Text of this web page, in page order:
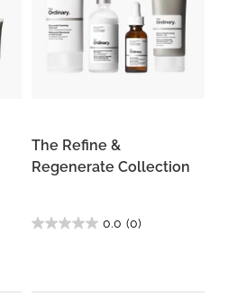
The Refine &
Regenerate Collection
0.0 (0)